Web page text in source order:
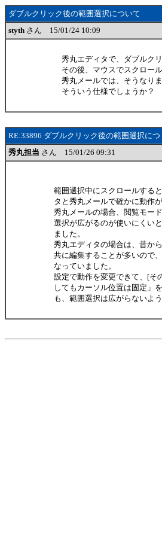
ダブルクリック後の範囲選択について
styth さん 15/01/24 10:09
秀丸エディタで、ダブルク
その後、マウスでスクロー
秀丸メールでは、そうなり
そういう仕様でしょうか？
RE:33896 ダブルクリック後の範囲選択につ
秀丸担当 さん 15/01/26 09:31
範囲選択中にスクロールする
タと秀丸メールで確かに動作
秀丸メールの場合、閲覧モー
選択が広がるのが使いにくい
ました。
秀丸エディタの場合は、昔か
共に編集することが多いので
なっていました。
設定で動作を変更できて、[
してもカーソル位置は固定」
も、範囲選択は広がらないよ